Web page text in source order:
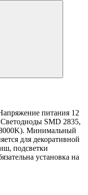
питания 12
SMD 2835,
Минимальный
для декоративной
подсветки
установка на